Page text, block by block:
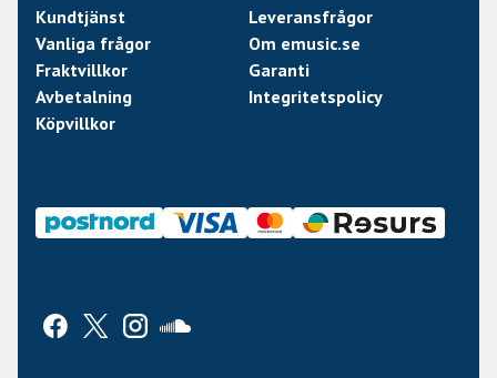
Kundtjänst
Leveransfrågor
Vanliga frågor
Om emusic.se
Fraktvillkor
Garanti
Avbetalning
Integritetspolicy
Köpvillkor